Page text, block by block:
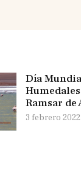
Día
Ramsar
3 febrero 2022